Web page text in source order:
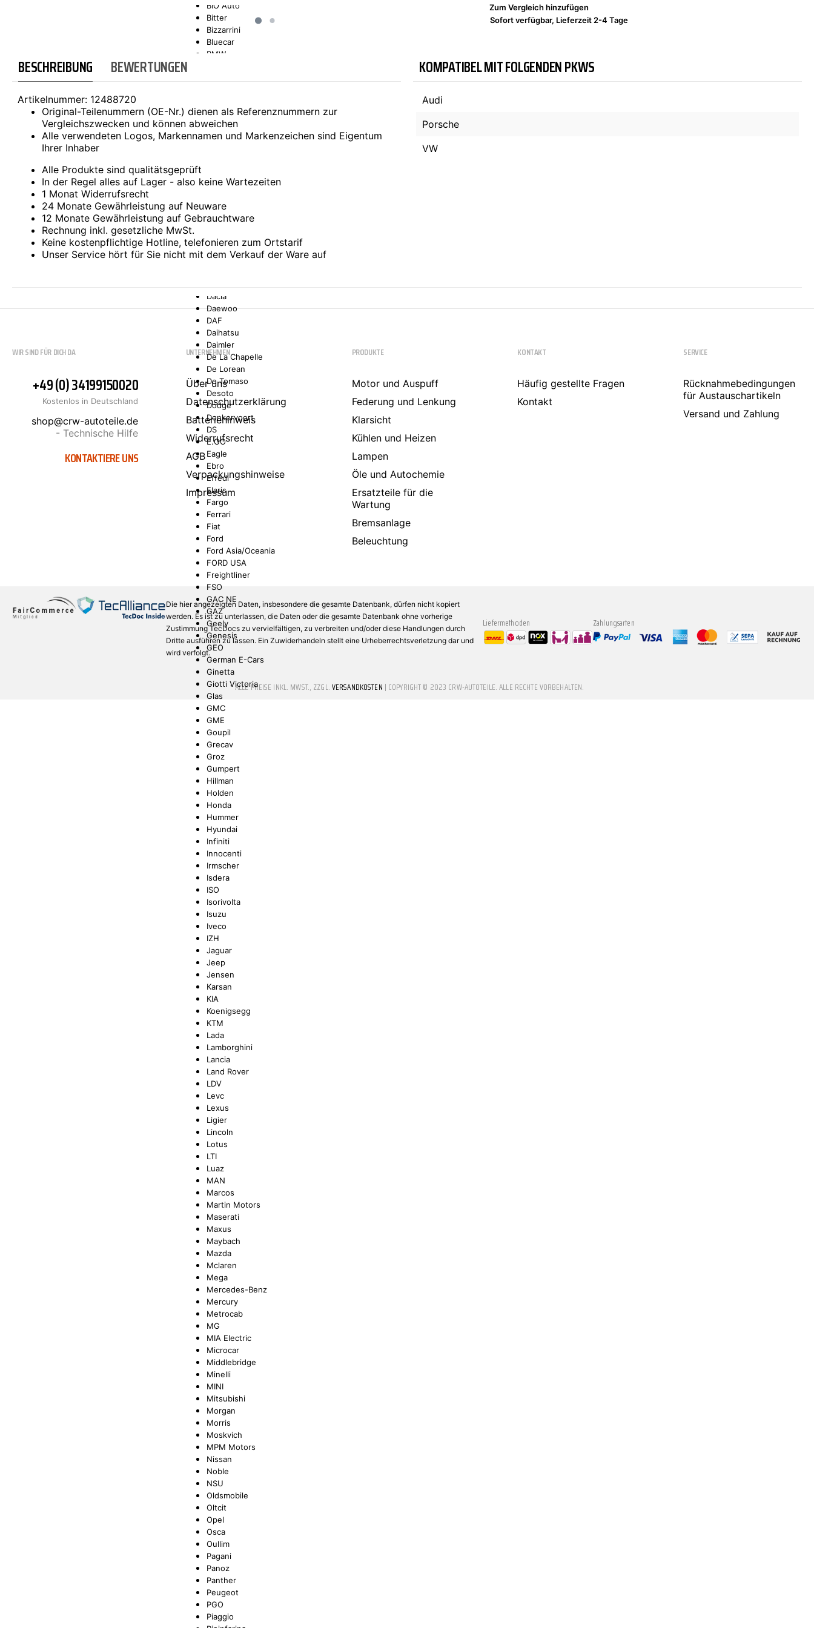
SONAX
BIO Auto
Bitter
Bizzarrini
Bluecar
BMW
Bugatti
Buick
Cadillac
Caterham
Chatenet
Checker
Chrysler
Citroën
Dacia
Daewoo
DAF
Daihatsu
Daimler
De La Chapelle
De Lorean
De Tomaso
Desoto
Dodge
Donkervoort
DS
E.GO
Eagle
Ebro
Effedi
Elaris
Fargo
Ferrari
Fiat
Ford
Ford Asia/Oceania
FORD USA
Freightliner
FSO
GAC NE
GAZ
Geely
Genesis
GEO
German E-Cars
Ginetta
Giotti Victoria
Glas
GMC
GME
Goupil
Grecav
Groz
Gumpert
Hillman
Holden
Honda
Hummer
Hyundai
Infiniti
Innocenti
Irmscher
Isdera
ISO
Isorivolta
Isuzu
Iveco
IZH
Jaguar
Jeep
Jensen
Karsan
KIA
Koenigsegg
KTM
Lada
Lamborghini
Lancia
Land Rover
LDV
Levc
Lexus
Ligier
Lincoln
Lotus
LTI
Luaz
MAN
Marcos
Martin Motors
Maserati
Maxus
Maybach
Mazda
Mclaren
Mega
Mercedes-Benz
Mercury
Metrocab
MG
MIA Electric
Microcar
Middlebridge
Minelli
MINI
Mitsubishi
Morgan
Morris
Moskvich
MPM Motors
Nissan
Noble
NSU
Oldsmobile
Oltcit
Opel
Osca
Oullim
Pagani
Panoz
Panther
Peugeot
PGO
Piaggio
Zum Vergleich hinzufügen
Sofort verfügbar, Lieferzeit 2-4 Tage
BESCHREIBUNG BEWERTUNGEN
Artikelnummer: 12488720
Original-Teilenummern (OE-Nr.) dienen als Referenznummern zur
Vergleichszwecken und können abweichen
Alle verwendeten Logos, Markennamen und Markenzeichen sind Eigentum
Ihrer Inhaber
Alle Produkte sind qualitätsgeprüft
In der Regel alles auf Lager - also keine Wartezeiten
1 Monat Widerrufsrecht
24 Monate Gewährleistung auf Neuware
12 Monate Gewährleistung auf Gebrauchtware
Rechnung inkl. gesetzliche MwSt.
Keine kostenpflichtige Hotline, telefonieren zum Ortstarif
Unser Service hört für Sie nicht mit dem Verkauf der Ware auf
KOMPATIBEL MIT FOLGENDEN PKWS
Audi
Porsche
VW
WIR SIND FÜR DICH DA
+49 (0) 34199150020
Kostenlos in Deutschland
shop@crw-autoteile.de
- Technische Hilfe
KONTAKTIERE UNS
UNTERNEHMEN
Über uns
Datenschutzerklärung
Batteriehinweis
Widerrufsrecht
AGB
Verpackungshinweise
Impressum
PRODUKTE
Motor und Auspuff
Federung und Lenkung
Klarsicht
Kühlen und Heizen
Lampen
Öle und Autochemie
Ersatzteile für die
Wartung
Bremsanlage
Beleuchtung
KONTAKT
Häufig gestellte Fragen
Kontakt
SERVICE
Rücknahmebedingungen
für Austauschartikeln
Versand und Zahlung
Die hier angezeigten Daten, insbesondere die gesamte Datenbank, dürfen nicht kopiert
werden. Es ist zu unterlassen, die Daten oder die gesamte Datenbank ohne vorherige
Zustimmung TecDocs zu vervielfältigen, zu verbreiten und/oder diese Handlungen durch
Dritte ausführen zu lassen. Ein Zuwiderhandeln stellt eine Urheberrechtsverletzung dar und
wird verfolgt.
Liefermethoden Zahlungsarten
* ALLE PREISE INKL. MWST., ZZGL.VERSANDKOSTEN | COPYRIGHT © 2023 CRW-AUTOTEILE. ALLE RECHTE VORBEHALTEN.